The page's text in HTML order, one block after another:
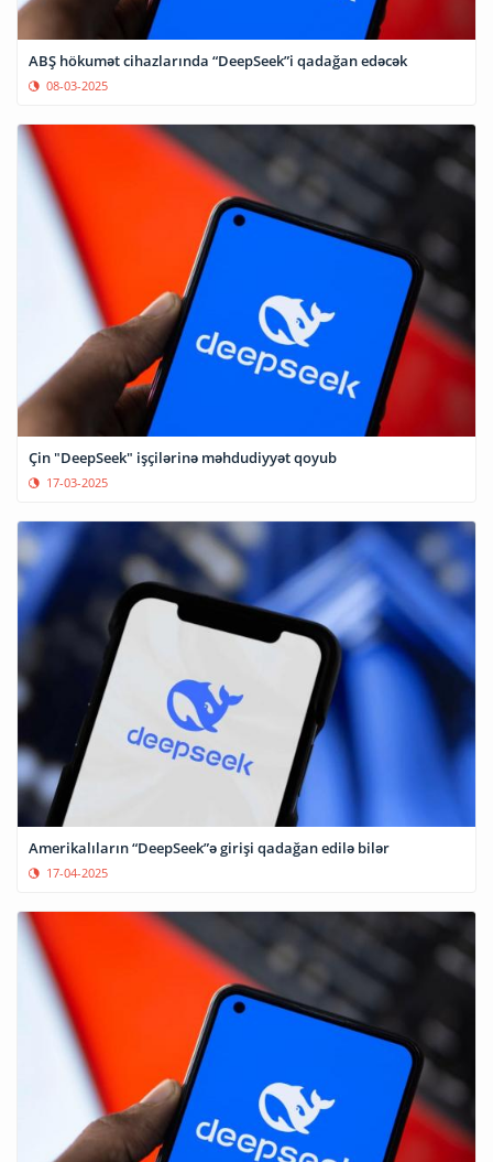
ABŞ hökumət cihazlarında “DeepSeek”i qadağan edəcək
08-03-2025
Çin "DeepSeek" işçilərinə məhdudiyyət qoyub
17-03-2025
Amerikalıların “DeepSeek”ə girişi qadağan edilə bilər
17-04-2025